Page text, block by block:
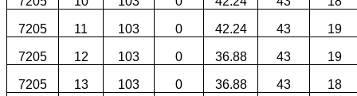
7205 11 103 0 42.24 43 19
7205 12 103 0 36.88 43 19
7205 13 103 0 36.88 43 18